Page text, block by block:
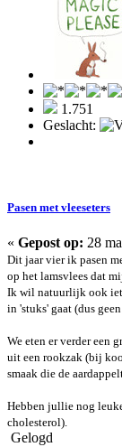
1.751
Geslacht:
Pasen met vleeseters
« Gepost op: 28
Dit jaar vier ik pasen
op het lamsvlees dat
Ik wil natuurlijk ook
in 'stuks' gaat (dus
We eten er verder een
uit een rookzak (bij
smaak die de
Hebben jullie nog
cholesterol).
Gelogd